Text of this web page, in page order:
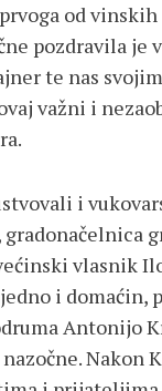
od vinskih
pozdravila je
te nas
važni i
i
gradonačelnica
vlasnik
i domaćin,
Antonijo
Nakon